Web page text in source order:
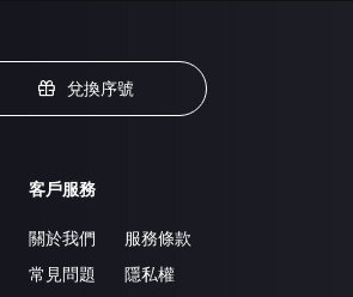
兌換序號
客戶服務
關於我們
常見問題
服務條款
隱私權